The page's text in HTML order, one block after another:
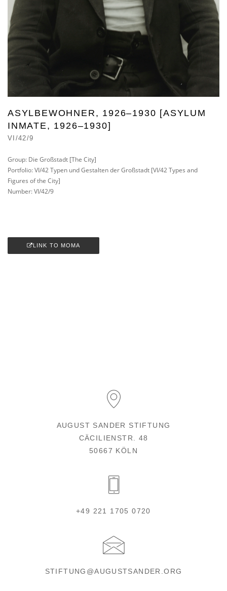
ASYLBEWOHNER, 1926–1930 [ASYLUM
INMATE, 1926–1930]
VI/42/9
Group: Die Großstadt [The City]
Portfolio: VI/42 Typen und Gestalten der Großstadt [VI/42 Types and
Figures of the City]
Number: VI/42/9
LINK TO MOMA
AUGUST SANDER STIFTUNG
CÄCILIENSTR. 48
50667 KÖLN
+49 221 1705 0720
STIFTUNG@AUGUSTSANDER.ORG